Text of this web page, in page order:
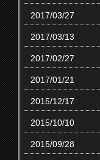
2017/03/27
2017/03/13
2017/02/27
2017/01/21
2015/12/17
2015/10/10
2015/09/28